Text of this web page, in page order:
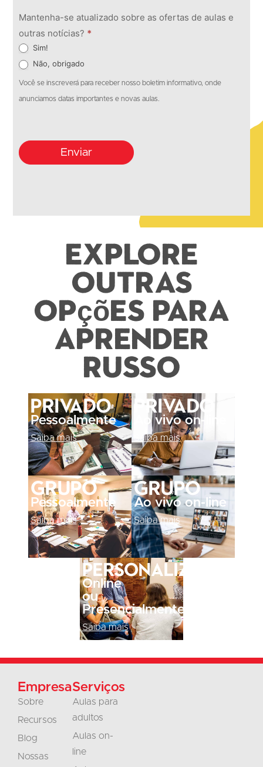
Mantenha-se atualizado sobre as ofertas de aulas e
outras notícias? *
Sim!
Não, obrigado
Você se inscreverá para receber nosso boletim informativo, onde
anunciamos datas importantes e novas aulas.
Enviar
Explore
outras
opções para
aprender
russo
Privado
Pessoalmente
Saiba mais
Privado
Ao vivo on-line
Saiba mais
Grupo
Pessoalmente
Saiba mais
Grupo
Ao vivo on-line
Saiba mais
Personalizado
Online
ou
Presencialmente
Saiba mais
Empresa
Sobre
Recursos
Blog
Nossas
Serviços
Aulas para
adultos
Aulas on-
line